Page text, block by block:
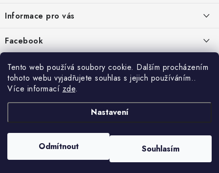
Tento web používá soubory cookie. Dalším procházením
tohoto webu vyjadřujete souhlas s jejich používáním..
Více informací zde.
Nastavení
Odmítnout Souhlasím
p
a
t
Informace pro vás
Jak nakupovat
Obchodní podmínky
Podmínky ochrany osobních údajů
Reklamace
Online platby Comgate
Facebook
Vytvořil Shoptet
. Všechna práva vyhrazena.Upravit nastavení